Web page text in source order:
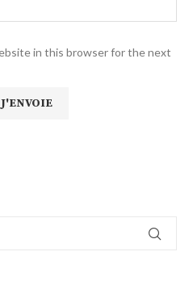
in this browser for the next